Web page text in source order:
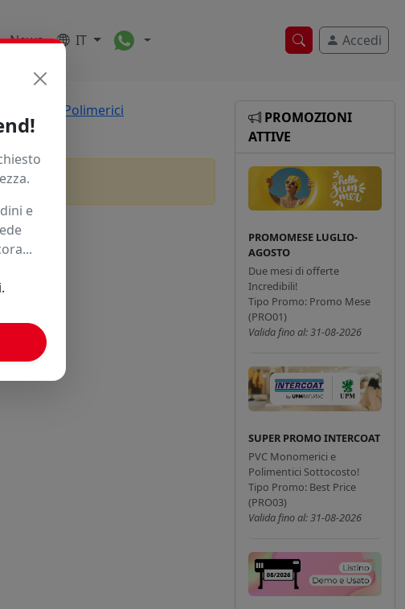
Ricerca veloce
Accedi
News IT Toggle Dropdown
Pvc Adesivi Polimerici
PROMOZIONI
ATTIVE
PROMOMESE LUGLIO-
AGOSTO
Due mesi di offerte
Incredibili!
Tipo Promo: Promo Mese
(PRO01)
Valida fino al: 31-08-2026
SUPER PROMO INTERCOAT
PVC Monomerici e
Polimentici Sottocosto!
Tipo Promo: Best Price
(PRO03)
Valida fino al: 31-08-2026
e